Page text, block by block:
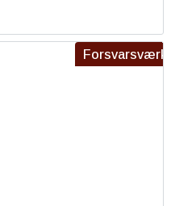
Forsvarsværk